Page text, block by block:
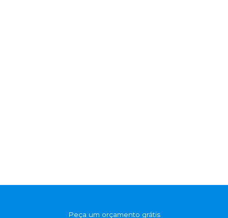
Peça um orçamento grátis